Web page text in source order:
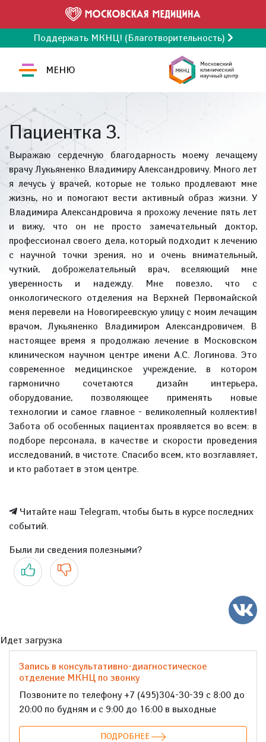
Поддержать МКНЦ! (Благотворительность)
МЕНЮ
Пациентка З.
Выражаю сердечную благодарность моему лечащему
врачу Лукьяненко Владимиру Александровичу. Много лет
я лечусь у врачей, которые не только продлевают мне
жизнь, но и помогают вести активный образ жизни. У
Владимира Александровича я прохожу лечение пять лет
и вижу, что он не просто замечательный доктор,
профессионал своего дела, который подходит к лечению
с научной точки зрения, но и очень внимательный,
чуткий, доброжелательный врач, вселяющий мне
уверенность и надежду. Мне повезло, что с
онкологического отделения на Верхней Первомайской
меня перевели на Новогиреевскую улицу с моим лечащим
врачом, Лукьяненко Владимиром Александровичем. В
настоящее время я продолжаю лечение в Московском
клиническом научном центре имени А.С. Логинова. Это
современное медицинское учреждение, в котором
гармонично сочетаются дизайн интерьера,
оборудование, позволяющее применять новые
технологии и самое главное - великолепный коллектив!
Забота об особенных пациентах проявляется во всем: в
подборе персонала, в качестве и скорости проведения
исследований, в чистоте. Спасибо всем, кто возглавляет,
и кто работает в этом центре.
Читайте наш Telegram, чтобы быть в курсе последних
событий.
Были ли сведения полезными?
Да Нет
Идет загрузка
Запись в консультативно-диагностическое
отделение МКНЦ по звонку
Позвоните по телефону +7 (495)304-30-39 с 8:00 до
20:00 по будням и с 9:00 до 16:00 в выходные
ПОДРОБНЕЕ